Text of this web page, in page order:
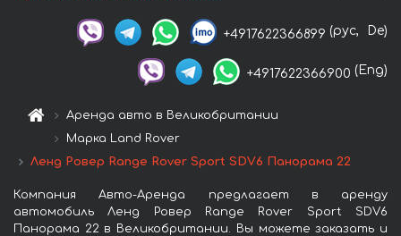
+4917622366899 (рус, De)
+4917622366900 (Eng)
Аренда авто в Великобритании
Марка Land Rover
Ленд Ровер Range Rover Sport SDV6 Панорама 22
Компания Авто-Аренда предлагает в аренду
автомобиль Ленд Ровер Range Rover Sport SDV6
Панорама 22 в Великобритании. Вы можете заказать и